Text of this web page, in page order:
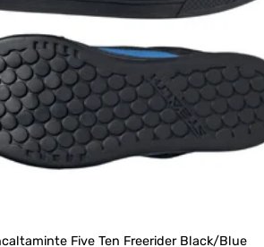
Five Ten Freerider Black/Blue